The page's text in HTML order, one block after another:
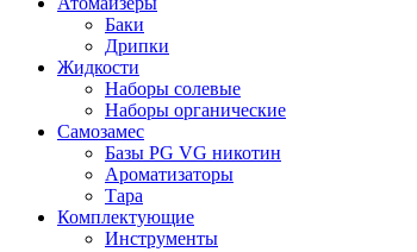
Баки
Дрипки
Жидкости
Наборы солевые
Наборы органические
Самозамес
Базы PG VG никотин
Ароматизаторы
Тара
Комплектующие
Инструменты